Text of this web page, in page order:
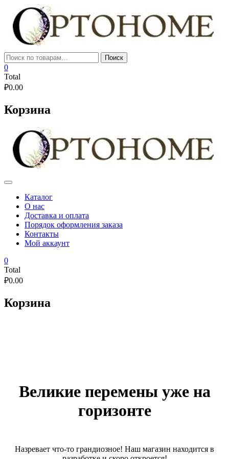
content
Искать: Поиск
0
Total
₽0.00
Корзина
Каталог
О нас
Доставка и оплата
Порядок оформления заказа
Контакты
Мой аккаунт
0
Total
₽0.00
Корзина
Великие перемены уже на
горизонте
Назревает что-то грандиозное! Наш магазин находится в